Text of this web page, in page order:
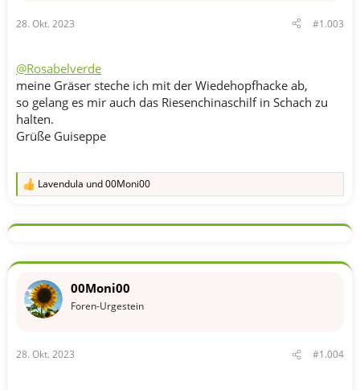
28. Okt. 2023 #1.003
@Rosabelverde
meine Gräser steche ich mit der Wiedehopfhacke ab,
so gelang es mir auch das Riesenchinaschilf in Schach zu
halten.
Grüße Guiseppe
R
k
o
e
n
Lavendula und00Moni00
00Moni00
Foren-Urgestein
28. Okt. 2023 #1.004